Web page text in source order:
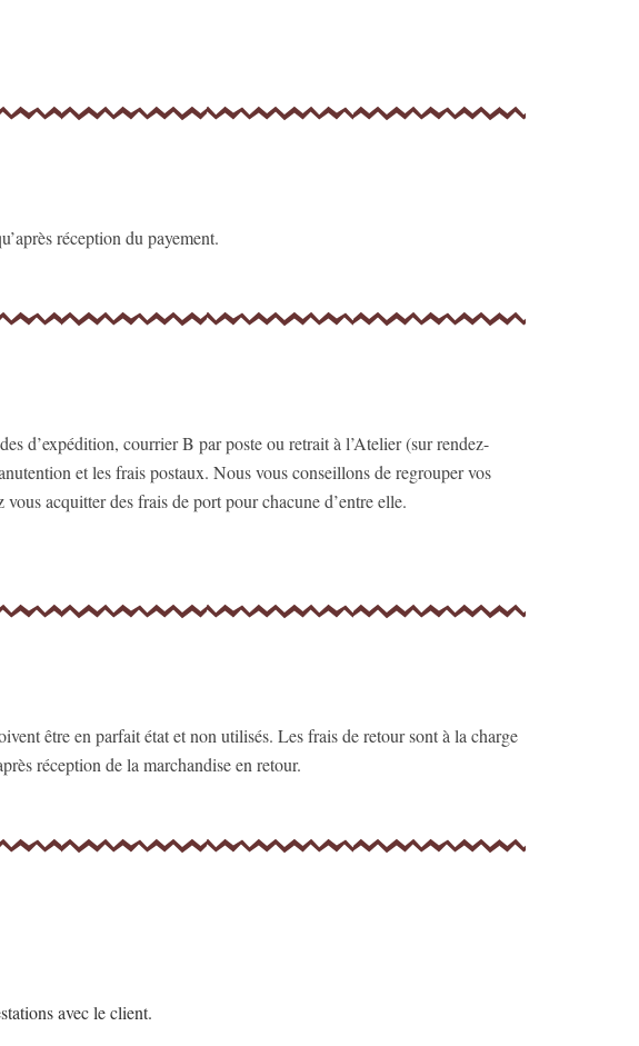
réception du payement.
d’expédition, courrier B par poste ou retrait à l’Atelier (sur rendez-
et les frais postaux. Nous vous conseillons de regrouper vos
acquitter des frais de port pour chacune d’entre elle.
être en parfait état et non utilisés. Les frais de retour sont à la charge
réception de la marchandise en retour.
avec le client.